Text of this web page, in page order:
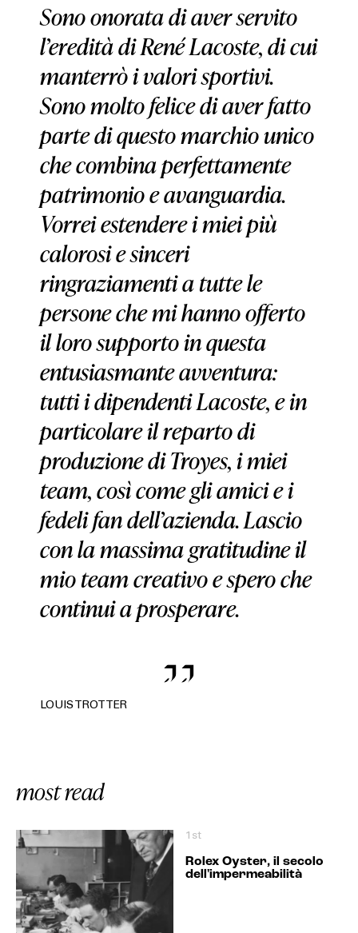
Sono onorata di aver servito
l’eredità di René Lacoste, di cui
manterrò i valori sportivi.
Sono molto felice di aver fatto
parte di questo marchio unico
che combina perfettamente
patrimonio e avanguardia.
Vorrei estendere i miei più
calorosi e sinceri
ringraziamenti a tutte le
persone che mi hanno offerto
il loro supporto in questa
entusiasmante avventura:
tutti i dipendenti Lacoste, e in
particolare il reparto di
produzione di Troyes, i miei
team, così come gli amici e i
fedeli fan dell’azienda. Lascio
con la massima gratitudine il
mio team creativo e spero che
continui a prosperare.
LOUIS TROTTER
most read
1st
Rolex Oyster, il secolo
dell'impermeabilità